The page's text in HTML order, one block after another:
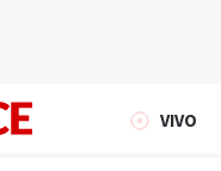
VIVO